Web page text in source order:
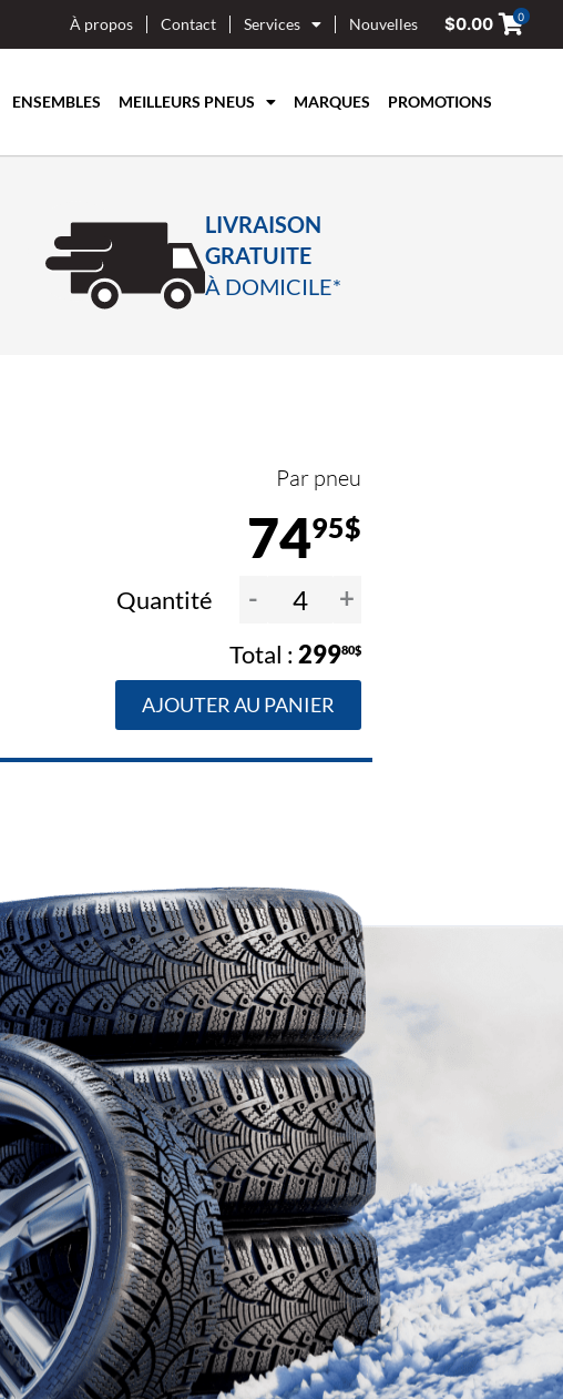
À propos Contact Services Nouvelles $0.00 0
ENSEMBLES MEILLEURS PNEUS MARQUES PROMOTIONS
LIVRAISON
GRATUITE
À DOMICILE*
Par pneu
7495$
Quantité - +
29980$
AJOUTER AU PANIER